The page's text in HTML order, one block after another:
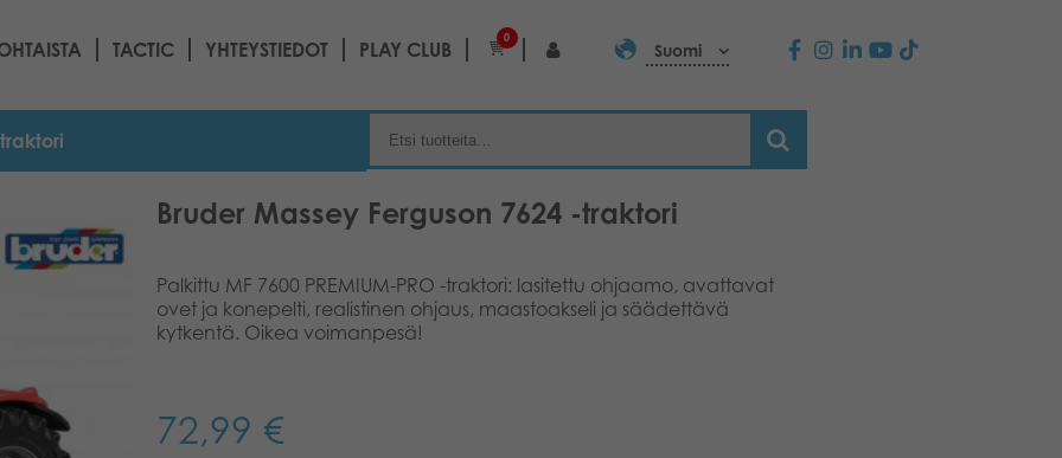
TACTIC YHTEYSTIEDOT PLAY CLUB
0
Suomi
Bruder Massey Ferguson 7624 -traktori
Palkittu MF 7600 PREMIUM-PRO -traktori: lasitettu ohjaamo, avattavat
ovet ja konepelti, realistinen ohjaus, maastoakseli ja säädettävä
kytkentä. Oikea voimanpesä!
72,99 €